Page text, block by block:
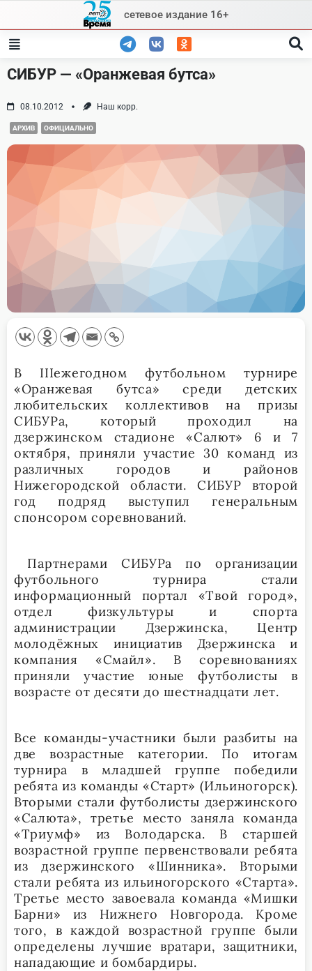
content
сетевое издание 16+
СИБУР — «Оранжевая бутса»
08.10.2012 Наш корр.
АРХИВ ОФИЦИАЛЬНО
В IIIежегодном футбольном турнире
«Оранжевая бутса» среди детских
любительских коллективов на призы
СИБУРа, который проходил на
дзержинском стадионе «Салют» 6 и 7
октября, приняли участие 30 команд из
различных городов и районов
Нижегородской области. СИБУР второй
год подряд выступил генеральным
спонсором соревнований.
Партнерами СИБУРа по организации
футбольного турнира стали
информационный портал «Твой город»,
отдел физкультуры и спорта
администрации Дзержинска, Центр
молодёжных инициатив Дзержинска и
компания «Смайл». В соревнованиях
приняли участие юные футболисты в
возрасте от десяти до шестнадцати лет.
Все команды-участники были разбиты на
две возрастные категории. По итогам
турнира в младшей группе победили
ребята из команды «Старт» (Ильиногорск).
Вторыми стали футболисты дзержинского
«Салюта», третье место заняла команда
«Триумф» из Володарска. В старшей
возрастной группе первенствовали ребята
из дзержинского «Шинника». Вторыми
стали ребята из ильиногорского «Старта».
Третье место завоевала команда «Мишки
Барни» из Нижнего Новгорода. Кроме
того, в каждой возрастной группе были
определены лучшие вратари, защитники,
нападающие и бомбардиры.